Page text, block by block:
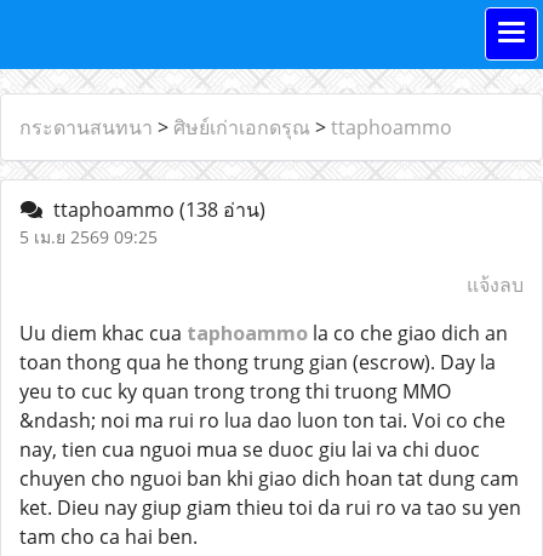
กระดานสนทนา > ศิษย์เก่าเอกดรุณ >ttaphoammo
ttaphoammo (138 อ่าน)
5 เม.ย 2569 09:25
แจ้งลบ
Uu diem khac cua taphoammo la co che giao dich an
toan thong qua he thong trung gian (escrow). Day la
yeu to cuc ky quan trong trong thi truong MMO
&ndash; noi ma rui ro lua dao luon ton tai. Voi co che
nay, tien cua nguoi mua se duoc giu lai va chi duoc
chuyen cho nguoi ban khi giao dich hoan tat dung cam
ket. Dieu nay giup giam thieu toi da rui ro va tao su yen
tam cho ca hai ben.